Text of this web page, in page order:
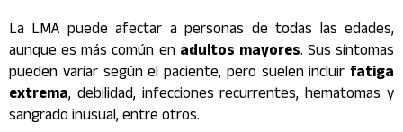
La LMA puede afectar a personas de todas las edades,
aunque es más común en adultos mayores. Sus síntomas
pueden variar según el paciente, pero suelen incluir fatiga
extrema, debilidad, infecciones recurrentes, hematomas y
sangrado inusual, entre otros.